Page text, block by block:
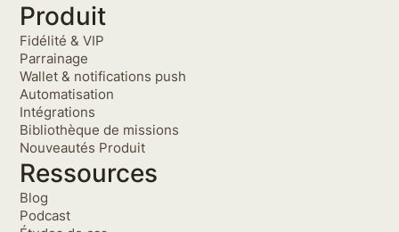
Produit
Fidélité & VIP
Parrainage
Wallet & notifications push
Automatisation
Intégrations
Bibliothèque de missions
Nouveautés Produit
Ressources
Blog
Podcast